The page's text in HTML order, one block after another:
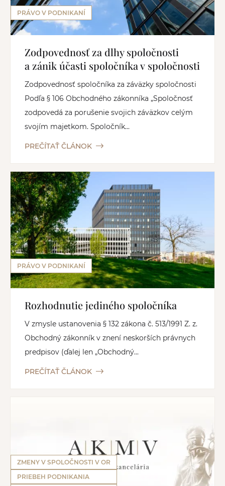
PRÁVO V PODNIKANÍ
Zodpovednosť za dlhy spoločnosti
a zánik účasti spoločníka v spoločnosti
Zodpovednosť spoločníka za záväzky spoločnosti
Podľa § 106 Obchodného zákonníka „Spoločnosť
zodpovedá za porušenie svojich záväzkov celým
svojím majetkom. Spoločník...
PREČÍTAŤ ČLÁNOK
PRÁVO V PODNIKANÍ
Rozhodnutie jediného spoločníka
V zmysle ustanovenia § 132 zákona č. 513/1991 Z. z.
Obchodný zákonník v znení neskorších právnych
predpisov (ďalej len „Obchodný...
PREČÍTAŤ ČLÁNOK
ZMENY V SPOLOČNOSTI V OR
PRIEBEH PODNIKANIA